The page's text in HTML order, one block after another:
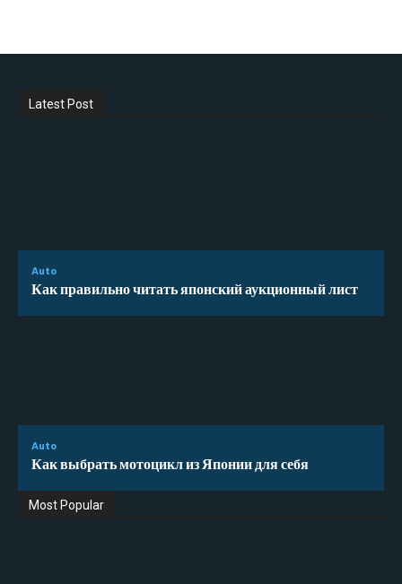
Latest Post
Auto
Как правильно читать японский аукционный лист
Auto
Как выбрать мотоцикл из Японии для себя
Most Popular